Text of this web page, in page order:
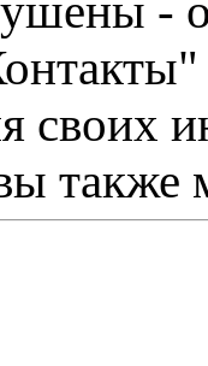
-
своих
также